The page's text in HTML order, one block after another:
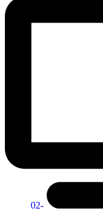
02-